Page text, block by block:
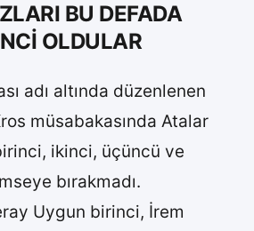
BU DEFADA
OLDULAR
adı altında düzenlenen
müsabakasında Atalar
ikinci, üçüncü ve
bırakmadı.
Uygun birinci, İrem